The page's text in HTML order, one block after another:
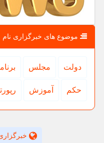
موضوع های خبرگزاری نام
دولت مجلس
حكم آموزش